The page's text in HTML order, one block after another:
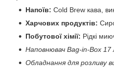
Напоїв: Cold Brew кава,
Харчових продуктів:
Побутової хімії: Рідкі
Наповнювач Bag-in-Box 17
Обладнання для розливу